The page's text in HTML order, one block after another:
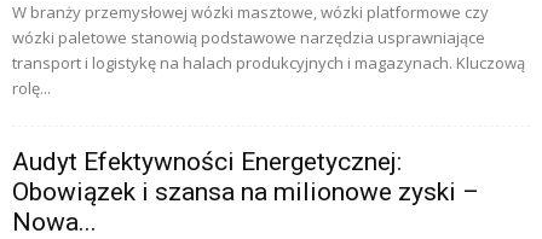
W branży przemysłowej wózki masztowe, wózki platformowe czy
wózki paletowe stanowią podstawowe narzędzia usprawniające
transport i logistykę na halach produkcyjnych i magazynach. Kluczową
rolę...
Audyt Efektywności Energetycznej:
Obowiązek i szansa na milionowe zyski –
Nowa...